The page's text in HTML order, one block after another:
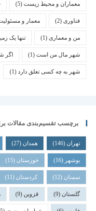
معماران و محیط زیست(5)
فناوری(2) معمار و
من و معماری(1) تنها یک
شهر مال من است(1) اگر
شهر به چه کسی تعلق دارد(1)
برچسب تقسیم‌بندی مقالات
تهران (146) همدان (27)
بوشهر (16) خوزستان (15)
سمنان (12) کردستان (11)
گلستان (9) قزوین (9)